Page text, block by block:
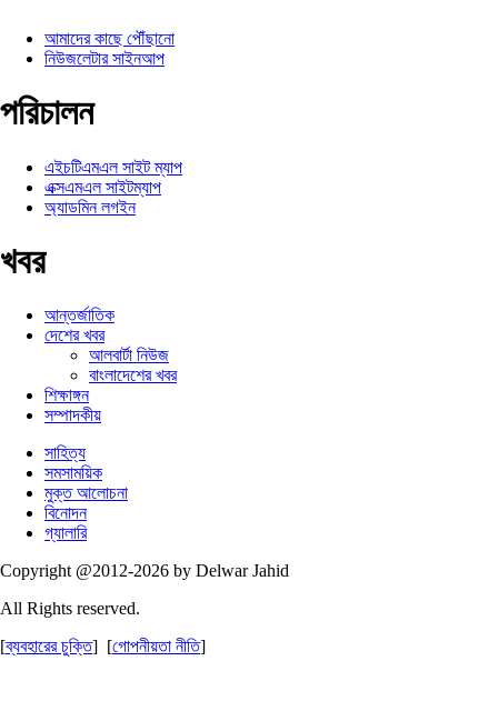
আমাদের কাছে পৌঁছানো
নিউজলেটার সাইনআপ
পরিচালন
এইচটিএমএল সাইট ম্যাপ
এক্সএমএল সাইটম্যাপ
অ্যাডমিন লগইন
খবর
আন্তর্জাতিক
দেশের খবর
আলবার্টা নিউজ
বাংলাদেশের খবর
শিক্ষাঙ্গন
সম্পাদকীয়
সাহিত্য
সমসাময়িক
মুক্ত আলোচনা
বিনোদন
গ্যালারি
Copyright @2012-2026 by Delwar Jahid
All Rights reserved.
[ব্যবহারের চুক্তি] [গোপনীয়তা নীতি]